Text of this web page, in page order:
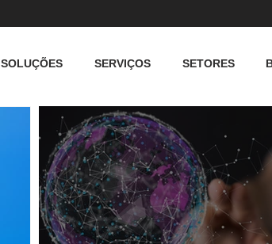
SOLUÇÕES SERVIÇOS SETORES